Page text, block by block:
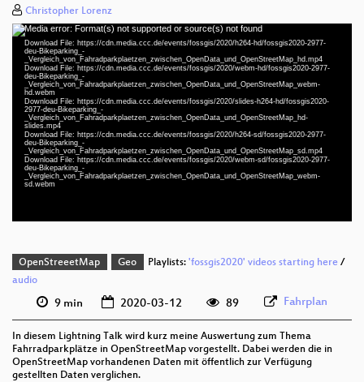
Christopher Lorenz
Video
Player
Media error: Format(s) not supported or source(s) not found
Download File: https://cdn.media.ccc.de/events/fossgis/2020/h264-hd/fossgis2020-2977-
deu-Bikeparking_-
_Vergleich_von_Fahradparkplaetzen_zwischen_OpenData_und_OpenStreetMap_hd.mp4
Download File: https://cdn.media.ccc.de/events/fossgis/2020/webm-hd/fossgis2020-2977-
deu-Bikeparking_-
_Vergleich_von_Fahradparkplaetzen_zwischen_OpenData_und_OpenStreetMap_webm-
hd.webm
Download File: https://cdn.media.ccc.de/events/fossgis/2020/slides-h264-hd/fossgis2020-
2977-deu-Bikeparking_-
_Vergleich_von_Fahradparkplaetzen_zwischen_OpenData_und_OpenStreetMap_hd-
slides.mp4
Download File: https://cdn.media.ccc.de/events/fossgis/2020/h264-sd/fossgis2020-2977-
deu-Bikeparking_-
_Vergleich_von_Fahradparkplaetzen_zwischen_OpenData_und_OpenStreetMap_sd.mp4
Download File: https://cdn.media.ccc.de/events/fossgis/2020/webm-sd/fossgis2020-2977-
deu-Bikeparking_-
_Vergleich_von_Fahradparkplaetzen_zwischen_OpenData_und_OpenStreetMap_webm-
sd.webm
deu 1080p (mp4)
deu 1080p (webm)
deu 576p (mp4)
deu 576p (webm)
OpenStreeetMap Geo Playlists: 'fossgis2020' videos starting here/
audio
9 min 2020-03-12 89 Fahrplan
In diesem Lightning Talk wird kurz meine Auswertung zum Thema
Fahrradparkplätze in OpenStreetMap vorgestellt. Dabei werden die in
OpenStreetMap vorhandenen Daten mit öffentlich zur Verfügung
gestellten Daten verglichen.